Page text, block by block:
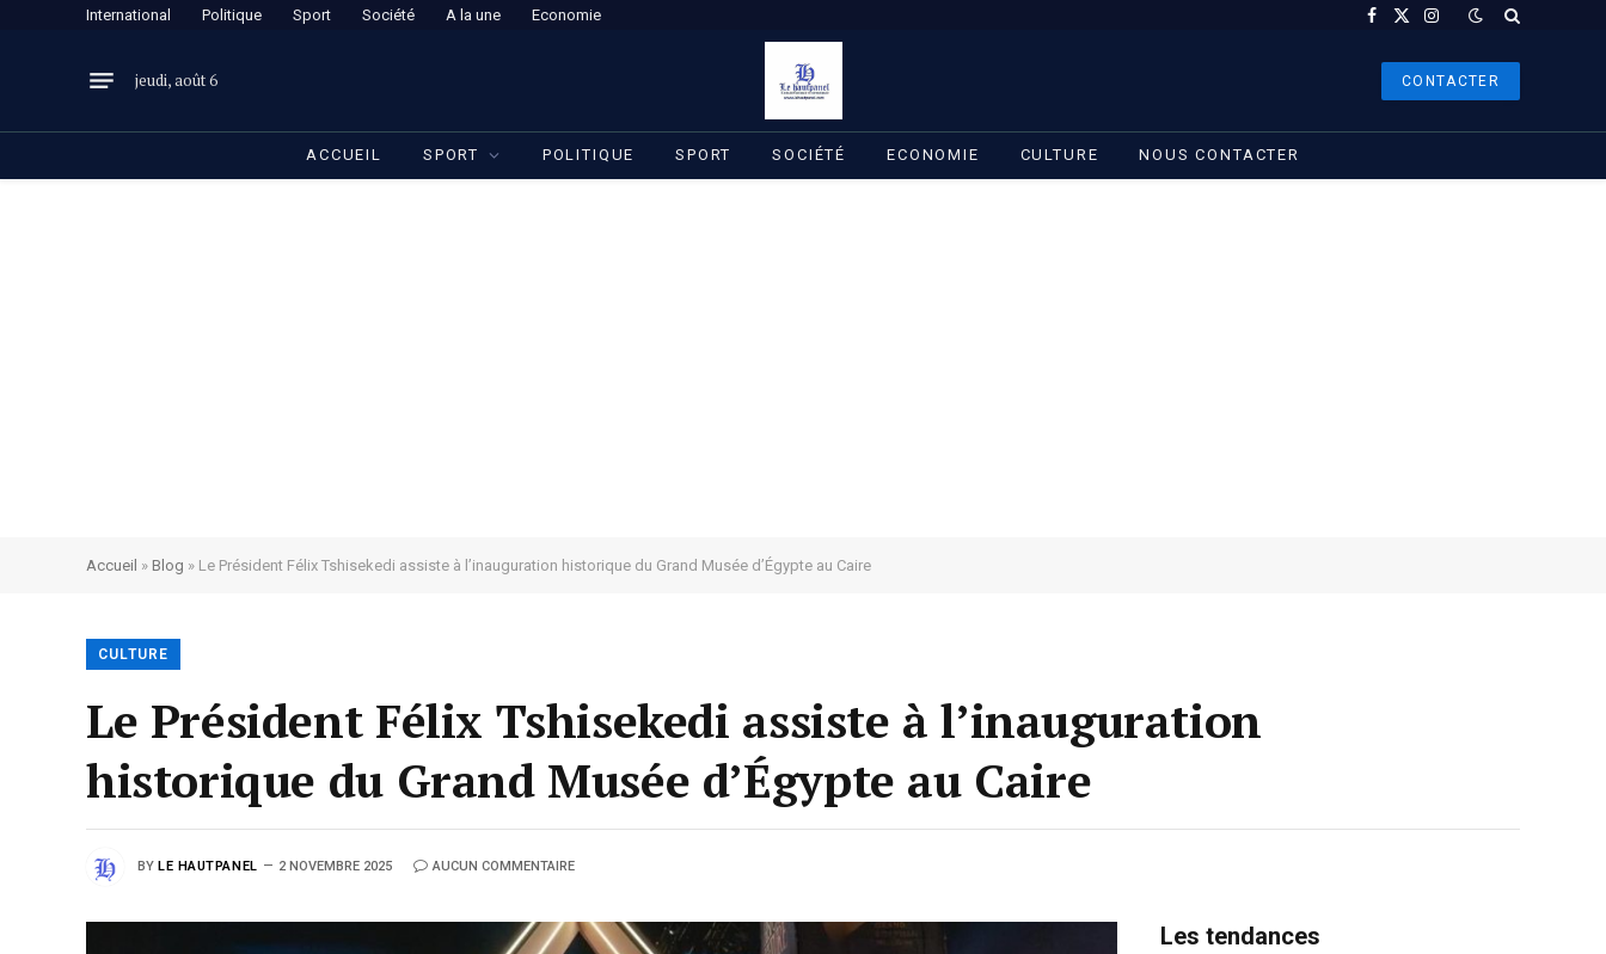
International Politique Sport Société A la une Economie Facebook
X
Instagram
jeudi, août 6 CONTACTER
ACCUEIL SPORT POLITIQUE SPORT SOCIÉTÉ ECONOMIE CULTURE NOUS CONTACTER
Accueil » Blog » Le Président Félix Tshisekedi assiste à l’inauguration historique du Grand Musée d’Égypte au Caire
CULTURE
Le Président Félix Tshisekedi assiste à l’inauguration
historique du Grand Musée d’Égypte au Caire
BY LE HAUTPANEL 2 NOVEMBRE 2025 AUCUN COMMENTAIRE
Les tendances